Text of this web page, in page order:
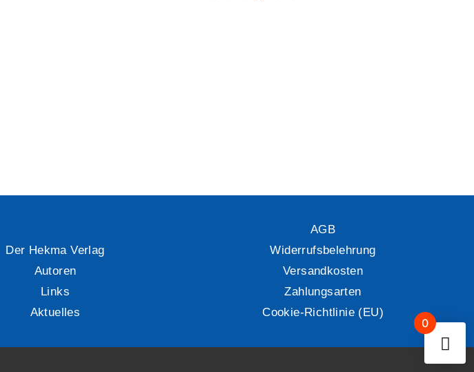
Der Hekma Verlag
Autoren
Links
Aktuelles
AGB
Widerrufsbelehrung
Versandkosten
Zahlungsarten
Cookie-Richtlinie (EU)
0